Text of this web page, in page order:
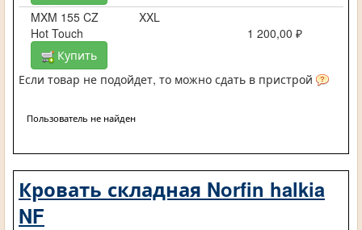
MXM 155 CZ
Hot Touch
XXL
1 200,00 ₽
Купить
Если товар не подойдет, то можно сдать в пристрой
Пользователь не найден
Кровать складная Norfin halkia
NF